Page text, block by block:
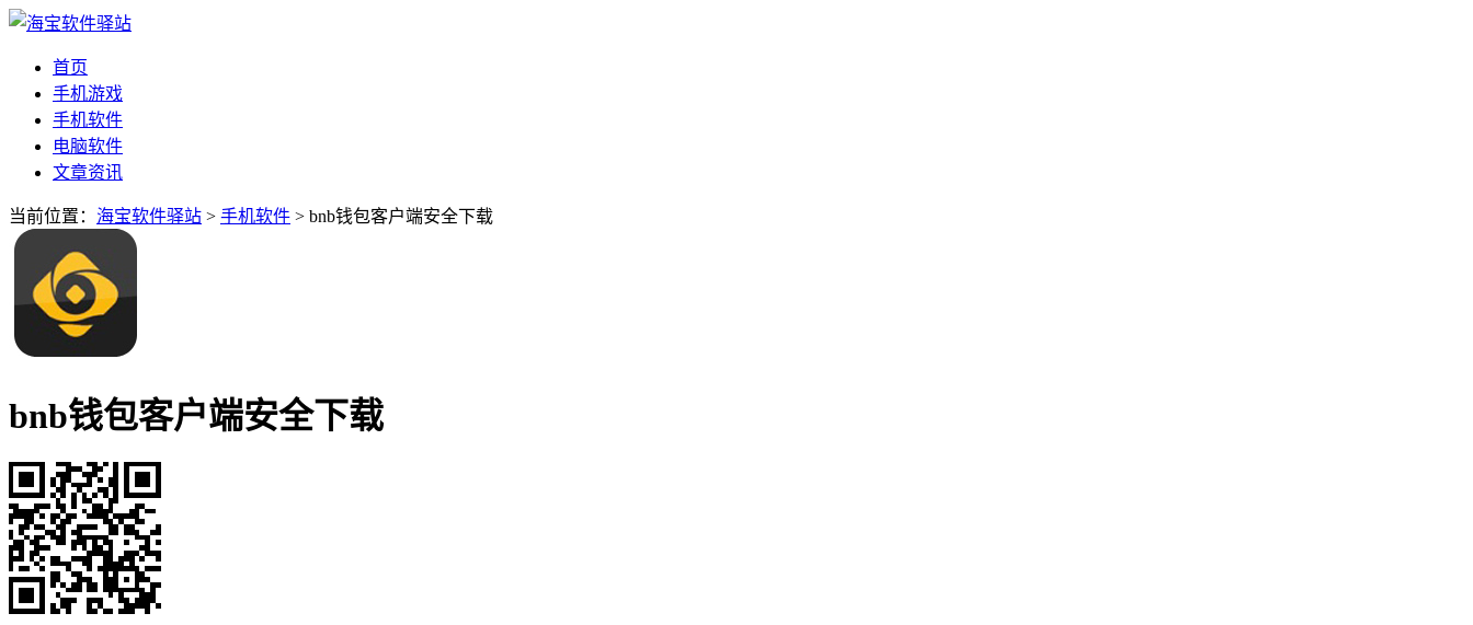
首页
手机游戏
手机软件
电脑软件
文章资讯
当前位置： 海宝软件驿站 > 手机软件 > bnb钱包客户端安全下载
bnb钱包客户端安全下载